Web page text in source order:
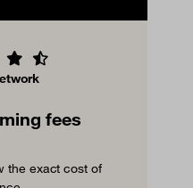
fees
the exact cost of